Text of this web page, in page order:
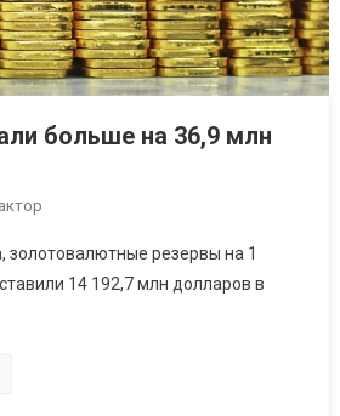
больше на 36,9 млн
золотовалютные резервы на 1
14 192,7 млн долларов в